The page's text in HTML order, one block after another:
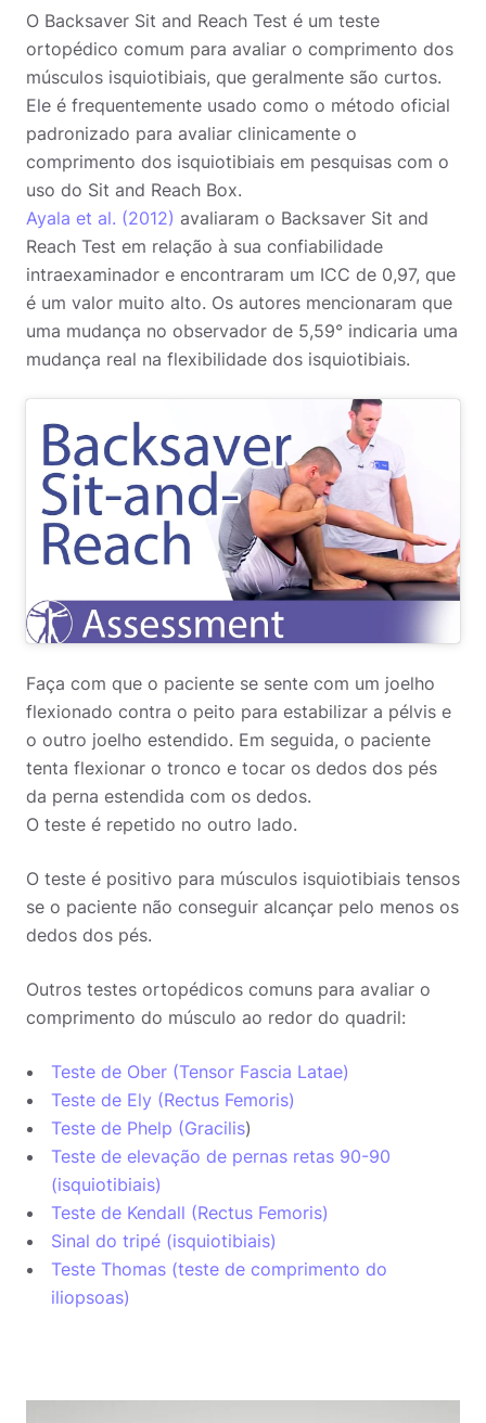
O Backsaver Sit and Reach Test é um teste
ortopédico comum para avaliar o comprimento dos
músculos isquiotibiais, que geralmente são curtos.
Ele é frequentemente usado como o método oficial
padronizado para avaliar clinicamente o
comprimento dos isquiotibiais em pesquisas com o
uso do Sit and Reach Box.
Ayala et al. (2012) avaliaram o Backsaver Sit and
Reach Test em relação à sua confiabilidade
intraexaminador e encontraram um ICC de 0,97, que
é um valor muito alto. Os autores mencionaram que
uma mudança no observador de 5,59° indicaria uma
mudança real na flexibilidade dos isquiotibiais.
Faça com que o paciente se sente com um joelho
flexionado contra o peito para estabilizar a pélvis e
o outro joelho estendido. Em seguida, o paciente
tenta flexionar o tronco e tocar os dedos dos pés
da perna estendida com os dedos.
O teste é repetido no outro lado.
O teste é positivo para músculos isquiotibiais tensos
se o paciente não conseguir alcançar pelo menos os
dedos dos pés.
Outros testes ortopédicos comuns para avaliar o
comprimento do músculo ao redor do quadril:
Teste de Ober (Tensor Fascia Latae)
Teste de Ely (Rectus Femoris)
Teste de Phelp (Gracilis)
Teste de elevação de pernas retas 90-90
(isquiotibiais)
Teste de Kendall (Rectus Femoris)
Sinal do tripé (isquiotibiais)
Teste Thomas (teste de comprimento do
iliopsoas)